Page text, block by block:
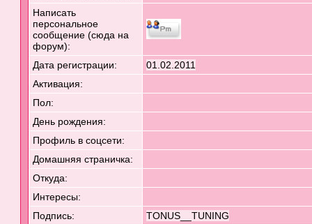
Написать
персональное
сообщение (сюда на
форум):
Дата регистрации:
01.02.2011
Активация:
Пол:
День рождения:
Профиль в соцсети:
Домашняя страничка:
Откуда:
Интересы:
Подпись:
TONUS__TUNING